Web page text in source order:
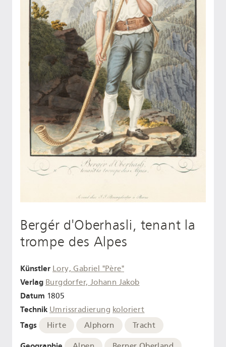
Bergér d'Oberhasli, tenant la
trompe des Alpes
Künstler Lory, Gabriel "Père"
Verlag Burgdorfer, Johann Jakob
Datum 1805
Technik Umrissradierung koloriert
Tags Hirte Alphorn Tracht